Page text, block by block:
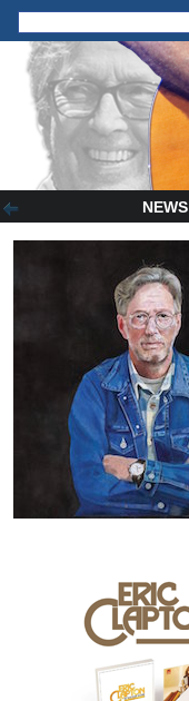
NEWS